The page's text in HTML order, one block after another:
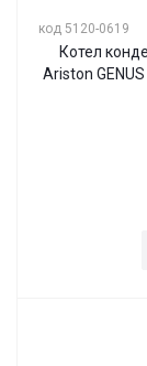
код 5120-0619
Котел
Ariston